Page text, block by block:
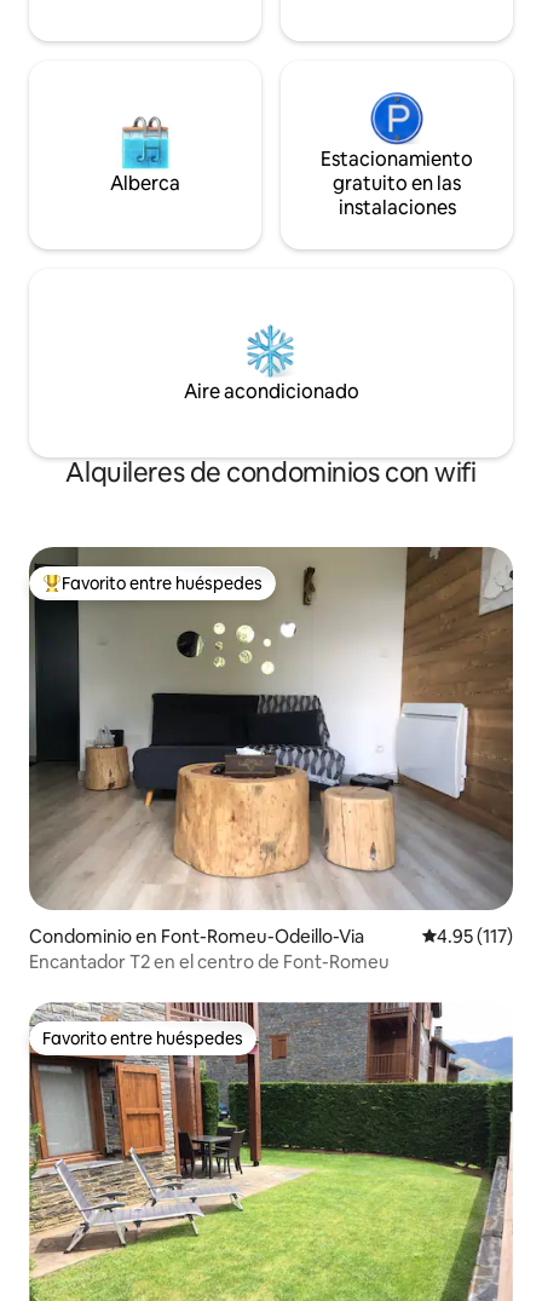
Alberca
Estacionamiento
gratuito en las
instalaciones
Aire acondicionado
Alquileres de condominios con wifi
De los mejores en Favorito entre huéspedes
Favorito entre huéspedes
Condominio en Font-Romeu-Odeillo-Via Calificación
4.95 (117)
Encantador T2 en el centro de Font-Romeu
Favorito entre huéspedes
Favorito entre huéspedes